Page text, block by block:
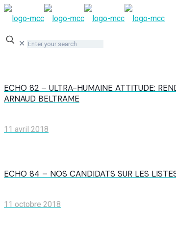
✕
ECHO 82 – ULTRA-HUMAINE ATTITUDE:
ARNAUD BELTRAME
11 avril 2018
ECHO 84 – NOS CANDIDATS SUR LES
11 octobre 2018